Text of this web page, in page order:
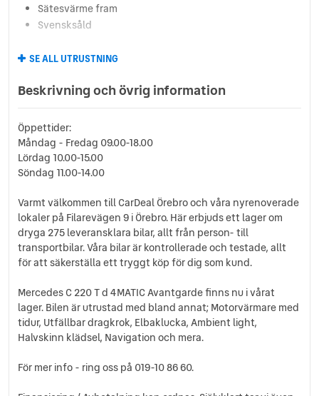
Sätesvärme fram
Svensksåld
SE ALL UTRUSTNING
Beskrivning och övrig information
Öppettider:
Måndag - Fredag 09.00-18.00
Lördag 10.00-15.00
Söndag 11.00-14.00
Varmt välkommen till CarDeal Örebro och våra nyrenoverade
lokaler på Filarevägen 9 i Örebro. Här erbjuds ett lager om
dryga 275 leveransklara bilar, allt från person- till
transportbilar. Våra bilar är kontrollerade och testade, allt
för att säkerställa ett tryggt köp för dig som kund.
Mercedes C 220 T d 4MATIC Avantgarde finns nu i vårat
lager. Bilen är utrustad med bland annat; Motorvärmare med
tidur, Utfällbar dragkrok, Elbaklucka, Ambient light,
Halvskinn klädsel, Navigation och mera.
För mer info - ring oss på 019-10 86 60.